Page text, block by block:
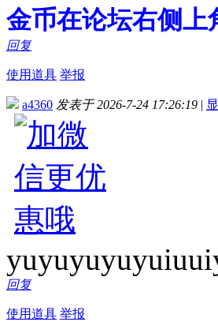
金币在论坛右侧上
回复
使用道具 举报
a4360 发表于 2026-7-24 17:26:19 |
回复
使用道具 举报